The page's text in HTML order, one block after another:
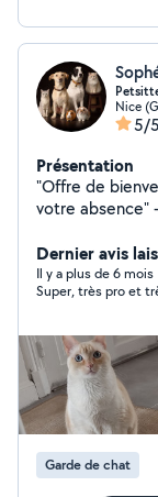
Nice
5/5
Présentation
"Offre de
votre absence" - Visites Chats/Chiens/Nacs Je propose
boules de poils. Week-end, Vacances, Journées de
travail intense,
du temps. Une première rencontre peut-être effectuée
vidéo peut-être
comment
avec boîte à clés ou
soin de votre
Dernier avis
Il y a plus de 6 mois
Super, très pro et
Garde de chat